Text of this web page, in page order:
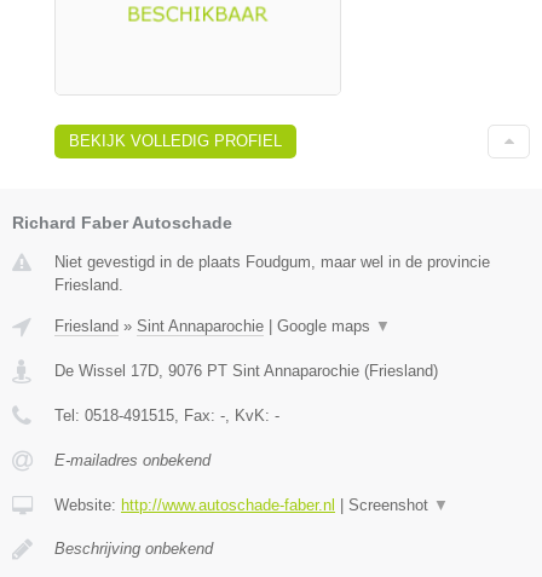
BEKIJK VOLLEDIG PROFIEL
Richard Faber Autoschade
Niet gevestigd in de plaats Foudgum, maar wel in de provincie
Friesland.
Friesland » Sint Annaparochie Google maps ▼
De Wissel 17D, 9076 PT Sint Annaparochie (Friesland)
Tel: 0518-491515, Fax: -, KvK: -
E-mailadres onbekend
Website: http://www.autoschade-faber.nl Screenshot ▼
Beschrijving onbekend